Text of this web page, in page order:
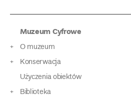
Muzeum Cyfrowe
O muzeum
Konserwacja
Użyczenia obiektów
Biblioteka